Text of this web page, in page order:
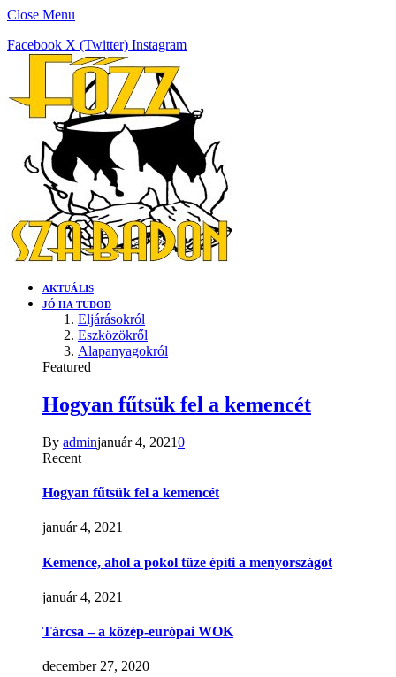
Close Menu
Facebook X (Twitter) Instagram
AKTUÁLIS
JÓ HA TUDOD
Eljárásokról
Eszközökről
Alapanyagokról
Featured
Hogyan fűtsük fel a kemencét
By adminjanuár 4, 20210
Recent
Hogyan fűtsük fel a kemencét
január 4, 2021
Kemence, ahol a pokol tüze építi a menyországot
január 4, 2021
Tárcsa – a közép-európai WOK
december 27, 2020